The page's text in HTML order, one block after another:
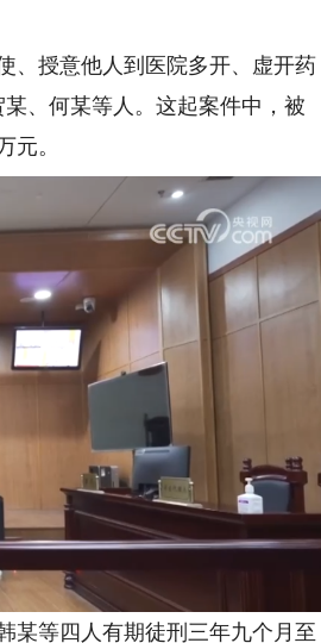
授意他人到医院多开、虚开药
、何某等人。这起案件中，被
元。
等四人有期徒刑三年九个月至